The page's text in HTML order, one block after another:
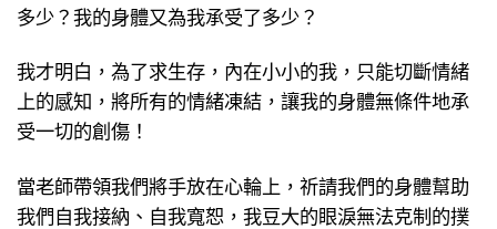
多少？我的身體又為我承受了多少？
我才明白，為了求生存，內在小小的我，只能切斷情緒
上的感知，將所有的情緒凍結，讓我的身體無條件地承
受一切的創傷！
當老師帶領我們將手放在心輪上，祈請我們的身體幫助
我們自我接納、自我寬恕，我豆大的眼淚無法克制的撲